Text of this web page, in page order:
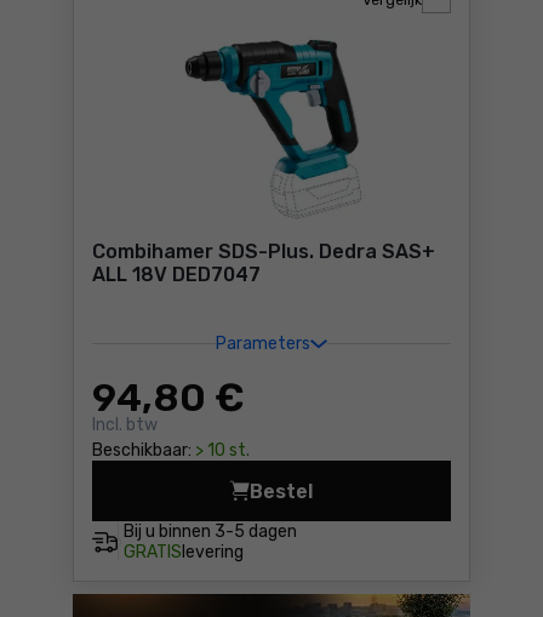
Combihamer SDS-Plus. Dedra SAS+
ALL 18V DED7047
Parameters
94,80 €
Incl. btw
Beschikbaar: > 10 st.
Bij u binnen 3-5 dagen
GRATIS levering
Bestel
Combihamer SDS-Plus.